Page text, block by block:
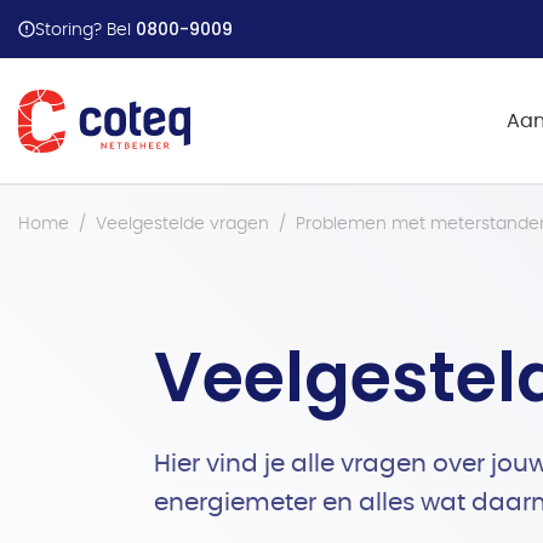
Storing? Bel 0800-9009
Home Veelgestelde vragen Problemen met
Hier vind je alle vragen over
energiemeter en alles wat